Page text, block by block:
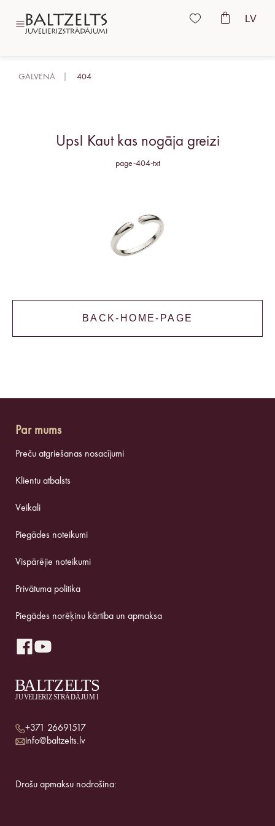
LV
GALVENA 404
Ups! Kaut kas nogāja greizi
page-404-txt
BACK-HOME-PAGE
Par mums
Preču atgriešanas nosacījumi
Klientu atbalsts
Veikali
Piegādes noteikumi
Vispārējie noteikumi
Privātuma politika
Piegādes norēķinu kārtība un apmaksa
+371 26691517
info@baltzelts.lv
Drošu apmaksu nodrošina: